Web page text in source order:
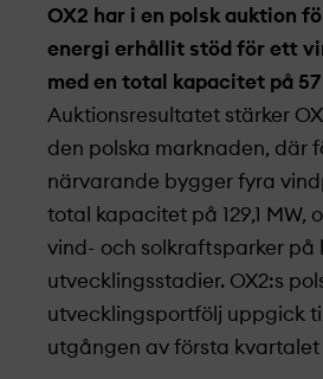
OX2 har i en polsk auktion
energi erhållit stöd för ett
med en total kapacitet på 57
Auktionsresultatet stärker
den polska marknaden, där
närvarande bygger fyra
total kapacitet på 129,1 MW,
vind- och solkraftsparker på
utvecklingsstadier. OX2:s
utvecklings­portfölj uppgick
utgången av första kvartalet